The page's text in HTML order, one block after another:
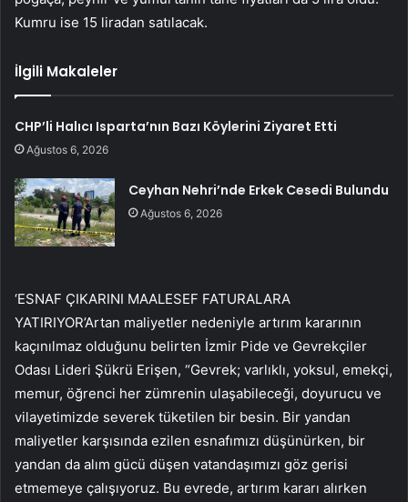
Kumru ise 15 liradan satılacak.
İlgili Makaleler
CHP’li Halıcı Isparta’nın Bazı Köylerini Ziyaret Etti
Ağustos 6, 2026
Ceyhan Nehri’nde Erkek Cesedi Bulundu
Ağustos 6, 2026
‘ESNAF ÇIKARINI MAALESEF FATURALARA
YATIRIYOR’Artan maliyetler nedeniyle artırım kararının
kaçınılmaz olduğunu belirten İzmir Pide ve Gevrekçiler
Odası Lideri Şükrü Erişen, “Gevrek; varlıklı, yoksul, emekçi,
memur, öğrenci her zümrenin ulaşabileceği, doyurucu ve
vilayetimizde severek tüketilen bir besin. Bir yandan
maliyetler karşısında ezilen esnafımızı düşünürken, bir
yandan da alım gücü düşen vatandaşımızı göz gerisi
etmemeye çalışıyoruz. Bu evrede, artırım kararı alırken